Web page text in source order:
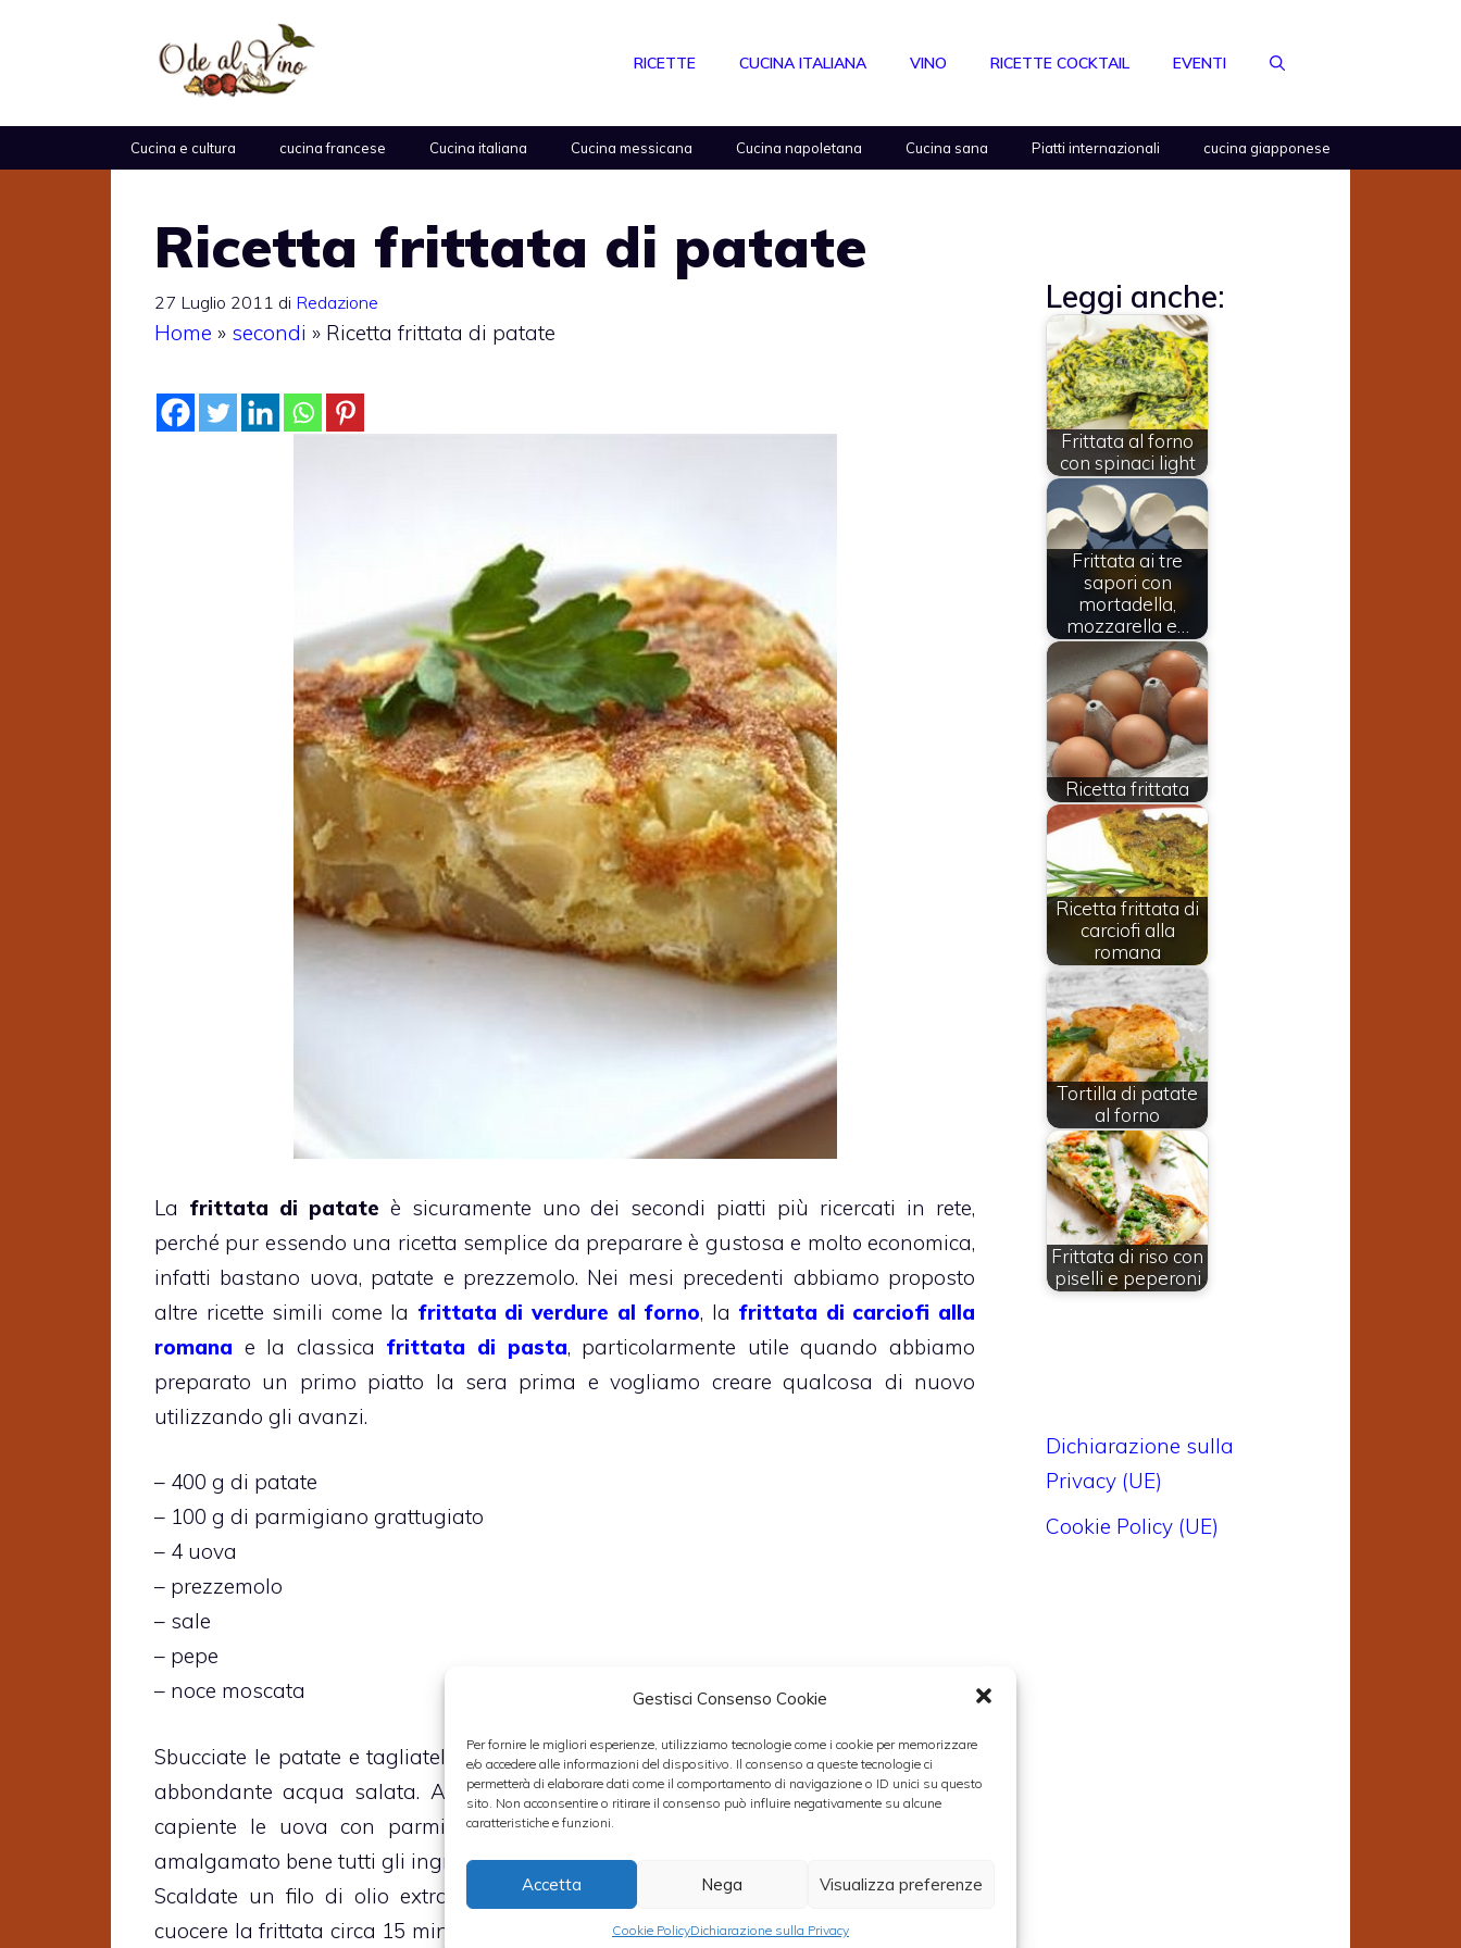
Gestisci Consenso Cookie
Per fornire le migliori esperienze, utilizziamo tecnologie come i cookie per memorizzare
e/o accedere alle informazioni del dispositivo. Il consenso a queste tecnologie ci
permetterà di elaborare dati come il comportamento di navigazione o ID unici su questo
sito. Non acconsentire o ritirare il consenso può influire negativamente su alcune
caratteristiche e funzioni.
Accetta Nega Visualizza preferenze
Cookie PolicyDichiarazione sulla Privacy
RICETTE CUCINA ITALIANA VINO RICETTE COCKTAIL EVENTI
Cucina e cultura cucina francese Cucina italiana Cucina messicana Cucina napoletana Cucina sana Piatti internazionali cucina giapponese
Ricetta frittata di patate
27 Luglio 2011 di Redazione
Home » secondi » Ricetta frittata di patate
La frittata di patate è sicuramente uno dei secondi piatti più ricercati in rete,
perché pur essendo una ricetta semplice da preparare è gustosa e molto economica,
infatti bastano uova, patate e prezzemolo. Nei mesi precedenti abbiamo proposto
altre ricette simili come la frittata di verdure al forno, la frittata di carciofi alla
romana e la classica frittata di pasta, particolarmente utile quando abbiamo
preparato un primo piatto la sera prima e vogliamo creare qualcosa di nuovo
utilizzando gli avanzi.
– 400 g di patate
– 100 g di parmigiano grattugiato
– 4 uova
– prezzemolo
– sale
– pepe
– noce moscata
Sbucciate le patate e tagliatele a fettine, quindi fatele lessare per 10 minuti circa in
abbondante acqua salata. Al termine del tempo stabilito ponete in un recipiente
capiente le uova con parmigiano, sale, pepe, noce moscata e solo dopo aver
amalgamato bene tutti gli ingredienti anche le patate a fette.
Scaldate un filo di olio extravergine di oliva in una padella antiaderente e fate
cuocere la frittata circa 15 minuti per lato, prestando grande attenzione affinché non
Leggi anche:
Frittata al forno
con spinaci light
Frittata ai tre
sapori con
mortadella,
mozzarella e…
Ricetta frittata
Ricetta frittata di
carciofi alla
romana
Tortilla di patate
al forno
Frittata di riso con
piselli e peperoni
Dichiarazione sulla
Privacy (UE)
Cookie Policy (UE)